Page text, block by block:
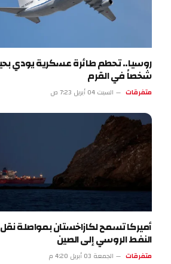
شخصاً في القرم
متفرقات السبت 04 أبريل 7:23 ص
أميركا تسمح لكازاخستان بمواصلة نقل
النفط الروسي إلى الصين
متفرقات الجمعة 03 أبريل 4:20 م